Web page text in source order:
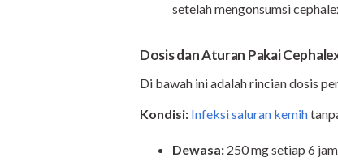
setelah mengonsumsi
Dosis dan Aturan Pakai
Di bawah ini adalah rincian dosis
Kondisi: Infeksi saluran kemih
Dewasa: 250 mg setiap 6